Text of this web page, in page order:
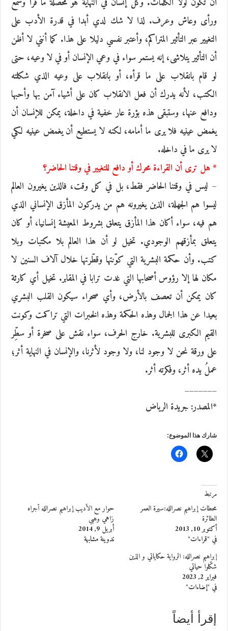
ورأى وعاش وعرف. لذا لا شك لدي أبدا في قدرة الأدب على
التغيير عبر التأثير المتراكم، وأعتبر نفسي دليلا على هذا. كما أنني لا أظن
أن التأثير يتلاشى، إنه يستمر سواء في وعي الإنسان أو في لا وعيه، حتى
لو قام بانقلاب على ما قرأه، أو بانقلاب على وعيه الذي شكلته
الكتب، لأنه يدرك أن فعل الانقلاب كان على أشياء آمن بها وأحبها
ودافع عنها، وستبقى هذه بؤرة عار خفية في داخلة، يمكن للإنسان أن
يغمض عينيه فلا يرى ما أمامه، لكنه لا يستطيع أن يغمض عينيه لكي
لا يرى ما في داخله.
* هل ترى أن القراءة محرك أو دافع للتغيير في وقتنا الحاضر؟
– ليس في وقتنا الحاضر فقط، بل في كل وقت، فالذين يغيرون العالم
ليسوا هم الجهلة، الذين يغيرونه هم من يدركون المأزق الإنساني الذي
هم فيه، سواء أكان هذا المأزق يتعلق بشروط المعيشة إنسانيا، أو كان
يتعلق بمأزقهم الوجودي. تخيل لو أن هذا العالم بلا مكتبات وبلا
كتب. وأن حكمة البشرية التي كوّنتها وقطّرتها خلال آلاف السنين لا
مكان لها إلا رؤوس أصحابها التي غدت ترابا في المقابر. تخيل أي كارثة
كان يمكن أن تعصف بالأرض، وأي صحراء سيكون القلب البشري
بعيدا عن هذا الجمال وهذه الحكمة وهذه الخبرات التي تراكمت وكونت
القيم الكبرى للبشرية. خارج الحرف، سواء نقش على صخرة أو سطِّر
على ورقة نحن لا وجود لنا، ولا وجود لأثرنا، والإنسان في النهاية أثر؛
عملُ يده أثر، وفكرته أثر.
_______
*المصدر: جريدة الرياض
شارك هذا الموضوع:
مرتبط
محطات إبراهيم نصرالله:سيرة العمر
الطائرة
أكتوبر 10, 2013
في "قراءات"
حوار مع الأديب إبراهيم نصرالله أجراه
زاهي وهبي
أبريل 9, 2014
تدوينة مشابهة
إبراهيم نصرالله: الرواية حكاياتي و الذين
شكّلوا حياتي
فبراير 2, 2023
في "إضاءات"
إقرأ أيضاً